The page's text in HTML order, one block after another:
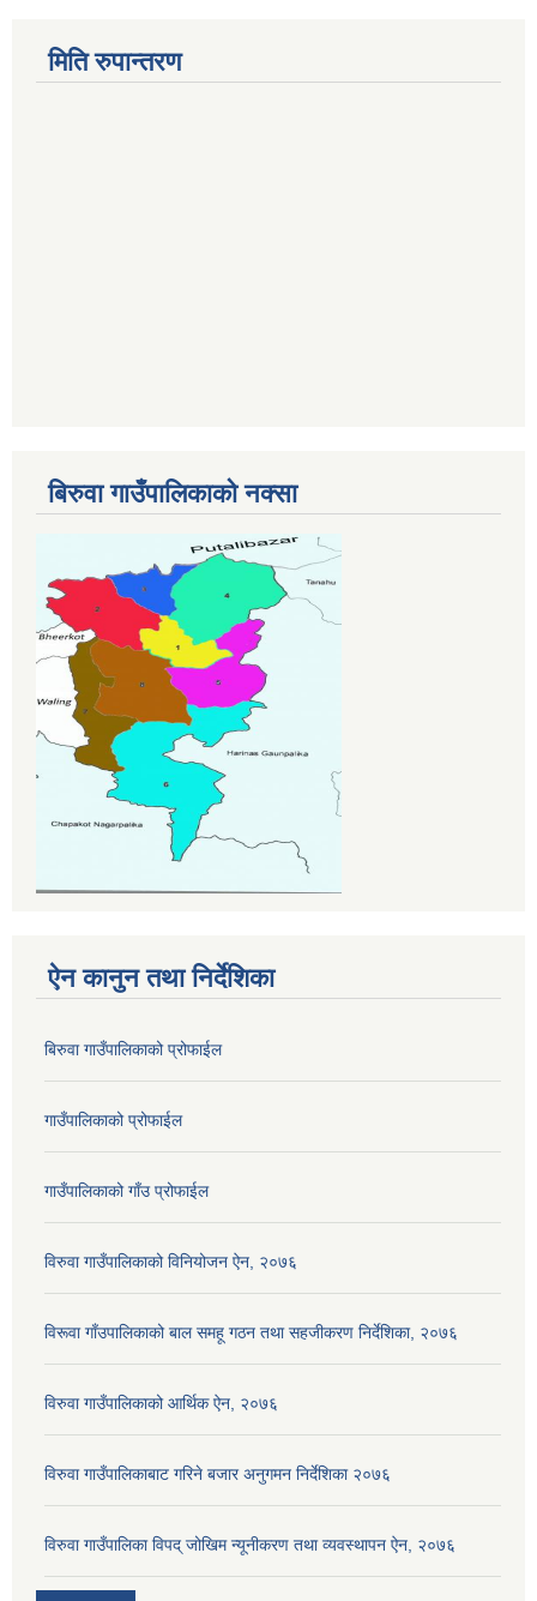
मिति रुपान्तरण
बिरुवा गाउँपालिकाको नक्सा
ऐन कानुन तथा निर्देशिका
बिरुवा गाउँपालिकाको प्रोफाईल
गाउँपालिकाको प्रोफाईल
गाउँपालिकाको गाँउ प्रोफाईल
विरुवा गाउँपालिकाको विनियोजन ऐन, २०७६
विरूवा गाँउपालिकाको बाल समहू गठन तथा सहजीकरण निर्देशिका, २०७६
विरुवा गाउँपालिकाको आर्थिक ऐन, २०७६
विरुवा गाउँपालिकाबाट गरिने बजार अनुगमन निर्देशिका २०७६
विरुवा गाउँपालिका विपद् जोखिम न्यूनीकरण तथा व्यवस्थापन ऐन, २०७६